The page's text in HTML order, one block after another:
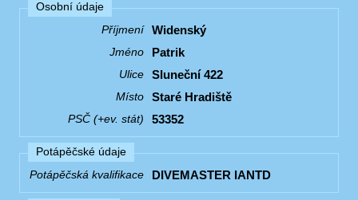
Osobní údaje
Příjmení
Widenský
Jméno Patrik
Ulice Sluneční 422
Místo Staré Hradiště
PSČ (+ev. stát) 53352
Potápěčské údaje
Potápěčská kvalifikace
DIVEMASTER IANTD